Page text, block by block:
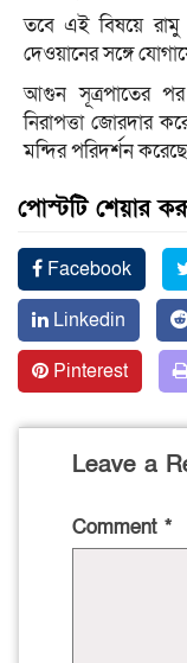
তবে এই বিষয়ে রামু
দেওয়ানের সঙ্গে
আগুন সূত্রপাতের পর
নিরাপত্তা জোরদার
মন্দির পরিদর্শন
পোস্টটি শেয়ার
Facebook
Linkedin
Pinterest
Leave a
Comment *